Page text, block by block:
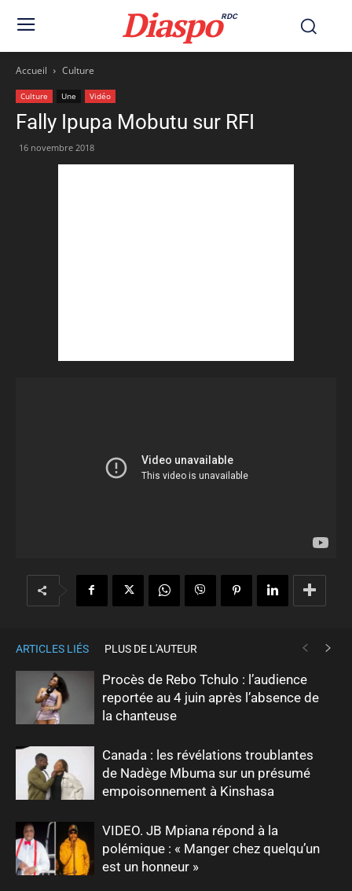
DiaspoRDC
Accueil Culture
Culture Une Vidéo
Fally Ipupa Mobutu sur RFI
16 novembre 2018
ARTICLES LIÉS PLUS DE L'AUTEUR
Procès de Rebo Tchulo : l’audience
reportée au 4 juin après l’absence de
la chanteuse
Canada : les révélations troublantes
de Nadège Mbuma sur un présumé
empoisonnement à Kinshasa
VIDEO. JB Mpiana répond à la
polémique : « Manger chez quelqu’un
est un honneur »